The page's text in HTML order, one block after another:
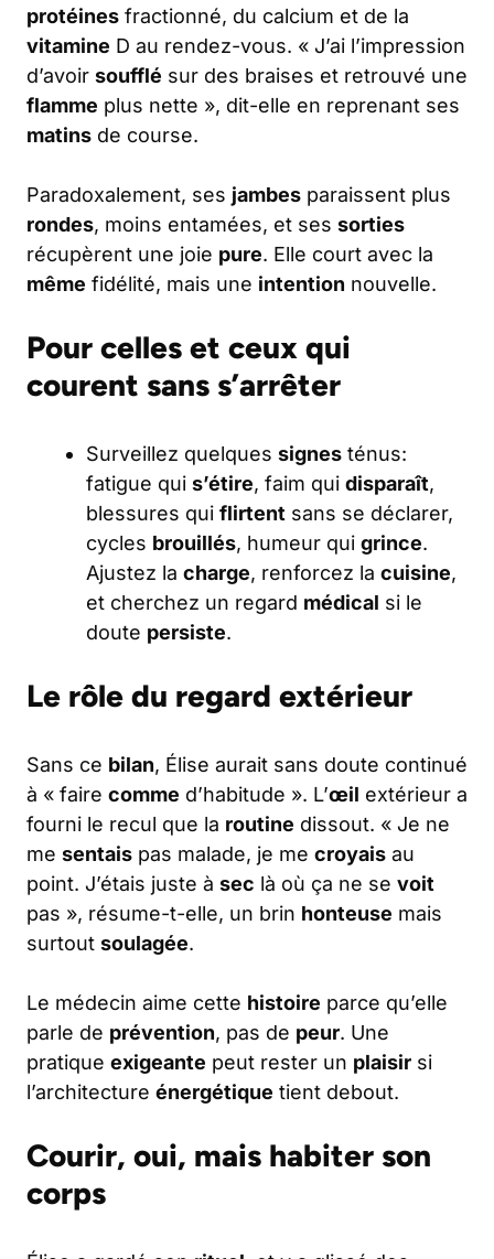
protéines fractionné, du calcium et de la
vitamine D au rendez-vous. « J’ai l’impression
d’avoir soufflé sur des braises et retrouvé une
flamme plus nette », dit-elle en reprenant ses
matins de course.
Paradoxalement, ses jambes paraissent plus
rondes, moins entamées, et ses sorties
récupèrent une joie pure. Elle court avec la
même fidélité, mais une intention nouvelle.
Pour celles et ceux qui
courent sans s’arrêter
Surveillez quelques signes ténus:
fatigue qui s’étire, faim qui disparaît,
blessures qui flirtent sans se déclarer,
cycles brouillés, humeur qui grince.
Ajustez la charge, renforcez la cuisine,
et cherchez un regard médical si le
doute persiste.
Le rôle du regard extérieur
Sans ce bilan, Élise aurait sans doute continué
à « faire comme d’habitude ». L’œil extérieur a
fourni le recul que la routine dissout. « Je ne
me sentais pas malade, je me croyais au
point. J’étais juste à sec là où ça ne se voit
pas », résume-t-elle, un brin honteuse mais
surtout soulagée.
Le médecin aime cette histoire parce qu’elle
parle de prévention, pas de peur. Une
pratique exigeante peut rester un plaisir si
l’architecture énergétique tient debout.
Courir, oui, mais habiter son
corps